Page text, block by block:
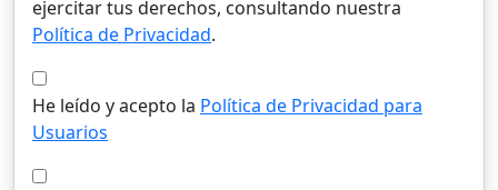
ejercitar tus derechos, consultando nuestra
Política de Privacidad.
He leído y acepto la Política de Privacidad para
Usuarios